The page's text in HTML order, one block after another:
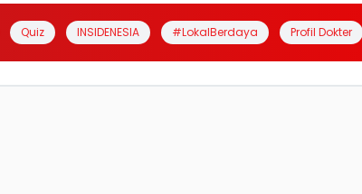
Quiz INSIDENESIA #LokalBerdaya Profil Dokter